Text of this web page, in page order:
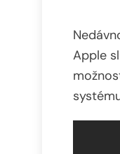
Apple